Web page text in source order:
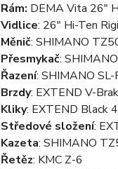
Rám: DEMA Vita 26"
Vidlice: 26" Hi-Ten
Měnič: SHIMANO
Přesmykač:
Řazení: SHIMANO
Brzdy: EXTEND V-
Kliky: EXTEND Black
Středové složení:
Kazeta: SHIMANO
Řetěz: KMC Z-6